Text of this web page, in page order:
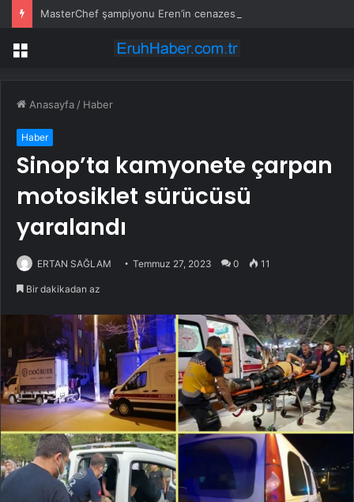
Menü
Anasayfa / Haber
Haber
Sinop’ta kamyonete çarpan
motosiklet sürücüsü
yaralandı
ERTAN SAĞLAM Temmuz 27, 2023 0 11
Bir dakikadan az